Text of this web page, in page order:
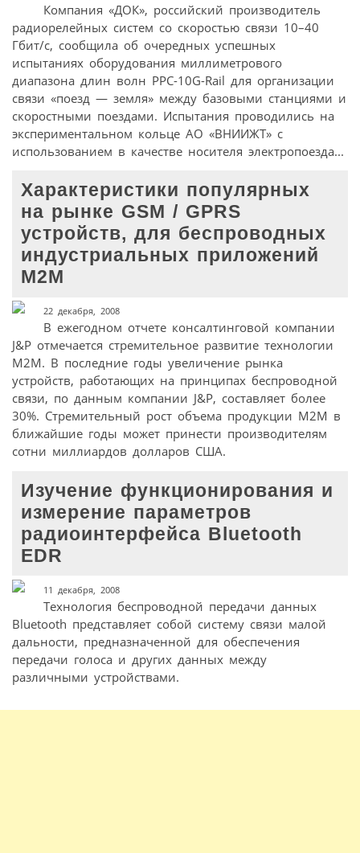
Компания «ДОК», российский производитель
радиорелейных систем со скоростью связи 10–40
Гбит/с, сообщила об очередных успешных
испытаниях оборудования миллиметрового
диапазона длин волн PPC-10G-Rail для организации
связи «поезд — земля» между базовыми станциями и
скоростными поездами. Испытания проводились на
экспериментальном кольце АО «ВНИИЖТ» с
использованием в качестве носителя электропоезда...
Характеристики популярных
на рынке GSM / GPRS
устройств, для беспроводных
индустриальных приложений
M2M
22 декабря, 2008
В ежегодном отчете консалтинговой компании
J&P отмечается стремительное развитие технологии
М2М. В последние годы увеличение рынка
устройств, работающих на принципах беспроводной
связи, по данным компании J&P, составляет более
30%. Стремительный рост объема продукции М2М в
ближайшие годы может принести производителям
сотни миллиардов долларов США.
Изучение функционирования и
измерение параметров
радиоинтерфейса Bluetooth
EDR
11 декабря, 2008
Технология беспроводной передачи данных
Bluetooth представляет собой систему связи малой
дальности, предназначенной для обеспечения
передачи голоса и других данных между
различными устройствами.